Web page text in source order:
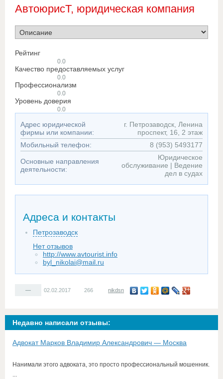
АвтоюрисТ, юридическая компания
Рейтинг
0.0
Качество предоставляемых услуг
0.0
Профессионализм
0.0
Уровень доверия
0.0
Адрес юридической
фирмы или компании:
г. Петрозаводск, Ленина
проспект, 16, 2 этаж
Мобильный телефон:
8 (953) 5493177
Основные направления
деятельности:
Юридическое
обслуживание | Ведение
дел в судах
Адреса и контакты
Петрозаводск
Нет отзывов
http://www.avtourist.info
byl_nikolai@mail.ru
— 02.02.2017 266 nikdsn
Недавно написали отзывы:
Адвокат Марков Владимир Александрович — Москва
Нанимали этого адвоката, это просто профессиональный мошенник.
...